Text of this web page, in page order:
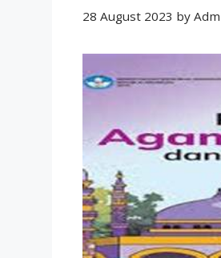
28 August 2023 by